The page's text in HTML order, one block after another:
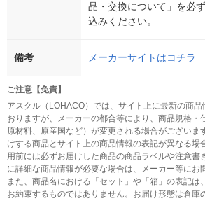
品・交換について」を必
込みください。
備考 メーカーサイトはコチラ
ご注意【免責】
アスクル（LOHACO）では、サイト上に最新の商
おりますが、メーカーの都合等により、商品規格・
原材料、原産国など）が変更される場合がございま
けする商品とサイト上の商品情報の表記が異なる場
用前には必ずお届けした商品の商品ラベルや注意書
に詳細な商品情報が必要な場合は、メーカー等にお
また、商品名における「セット」や「箱」の表記は
お約束するものではありません。お届け形態は倉庫